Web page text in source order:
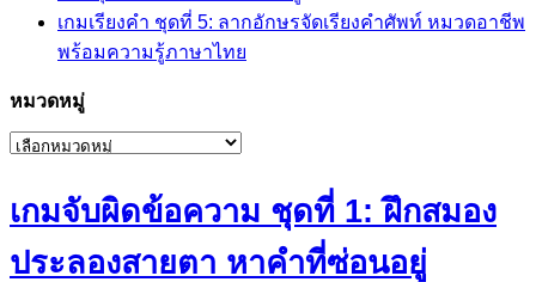
เกมเรียงคำ ชุดที่ 5: ลากอักษรจัดเรียงคำศัพท์ หมวดอาชีพ
พร้อมความรู้ภาษาไทย
หมวดหมู่
หมวด
เกมจับผิดข้อความ ชุดที่ 1: ฝึกสมอง
ประลองสายตา หาคำที่ซ่อนอยู่